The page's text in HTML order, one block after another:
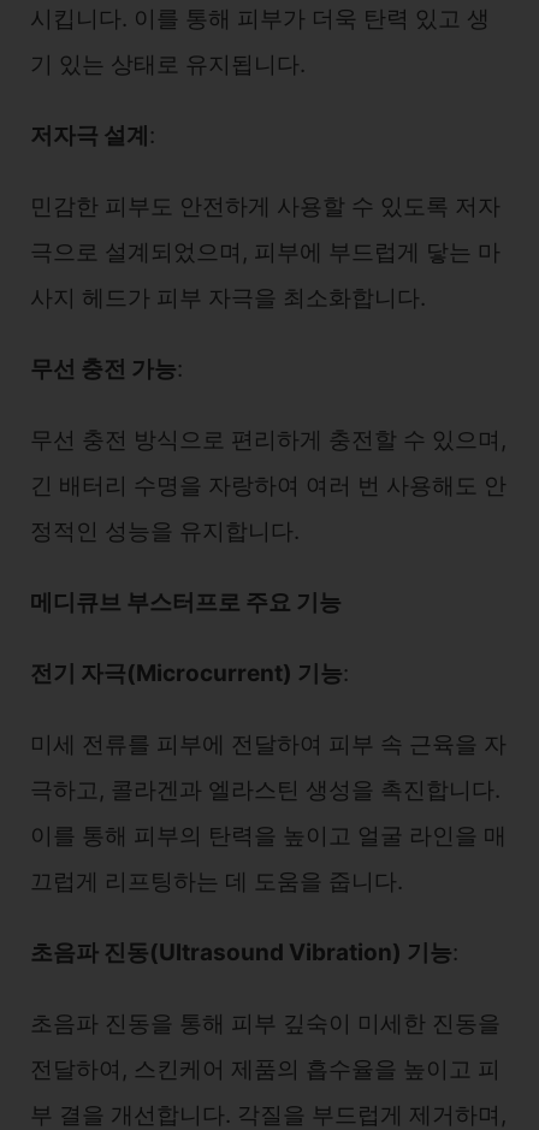
시킵니다. 이를 통해 피부가 더욱 탄력 있고 생
기 있는 상태로 유지됩니다.
저자극 설계 :
민감한 피부도 안전하게 사용할 수 있도록 저자
극으로 설계되었으며, 피부에 부드럽게 닿는 마
사지 헤드가 피부 자극을 최소화합니다.
무선 충전 가능:
무선 충전 방식으로 편리하게 충전할 수 있으며,
긴 배터리 수명을 자랑하여 여러 번 사용해도 안
정적인 성능을 유지합니다.
메디큐브 부스터프로 주요 기능
전기 자극(Microcurrent) 기능:
미세 전류를 피부에 전달하여 피부 속 근육을 자
극하고, 콜라겐과 엘라스틴 생성을 촉진합니다.
이를 통해 피부의 탄력을 높이고 얼굴 라인을 매
끄럽게 리프팅하는 데 도움을 줍니다.
초음파 진동(Ultrasound Vibration) 기능:
초음파 진동을 통해 피부 깊숙이 미세한 진동을
전달하여, 스킨케어 제품의 흡수율을 높이고 피
부 결을 개선합니다. 각질을 부드럽게 제거하며,